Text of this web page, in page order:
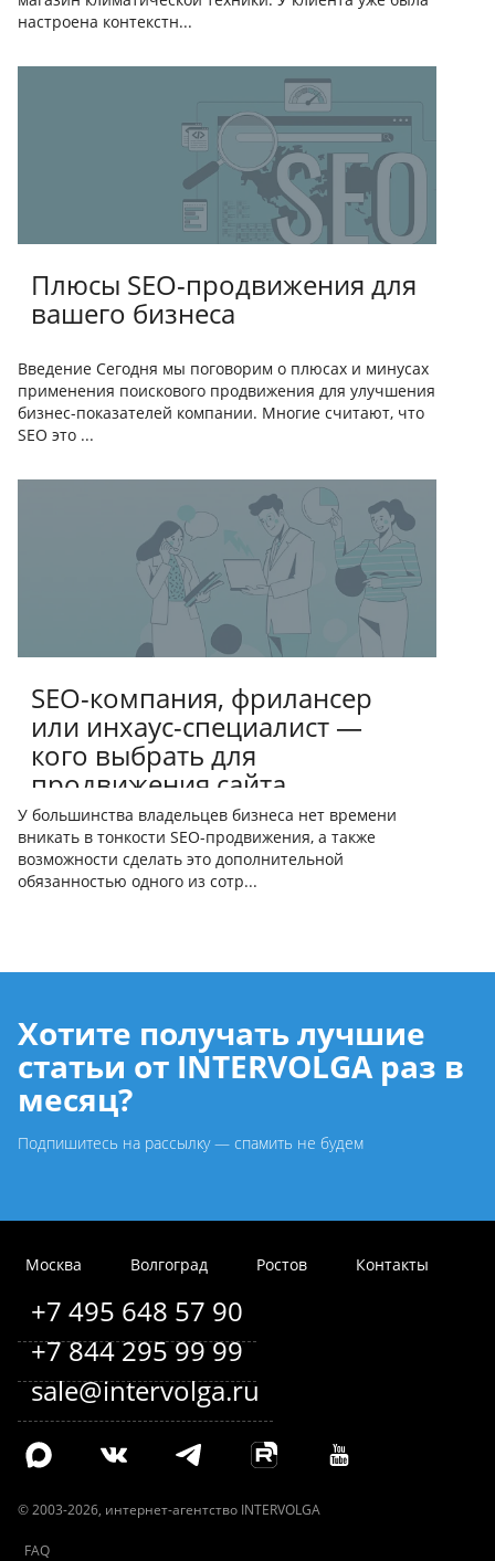
настроена контекстн...
Плюсы SEO-продвижения для
вашего бизнеса
Введение Сегодня мы поговорим о плюсах и минусах
применения поискового продвижения для улучшения
бизнес-показателей компании. Многие считают, что
SEO это ...
SEO-компания, фрилансер
или инхаус-специалист —
кого выбрать для
продвижения сайта
У большинства владельцев бизнеса нет времени
вникать в тонкости SEO-продвижения, а также
возможности сделать это дополнительной
обязанностью одного из сотр...
Хотите получать лучшие
статьи от INTERVOLGA раз в
месяц?
Подпишитесь на рассылку — спамить не будем
Москва Волгоград Ростов Контакты
+7 495 648 57 90
+7 844 295 99 99
sale@intervolga.ru
©2003-2026, интернет-агентство INTERVOLGA
FAQ